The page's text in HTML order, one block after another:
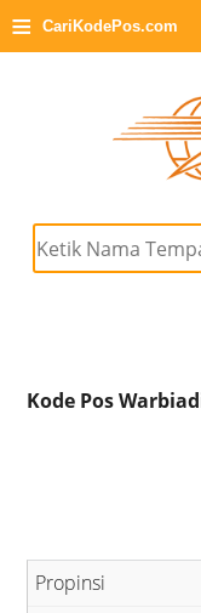
≡ CariKodePos.com
Kode Pos